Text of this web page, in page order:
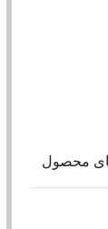
محصول